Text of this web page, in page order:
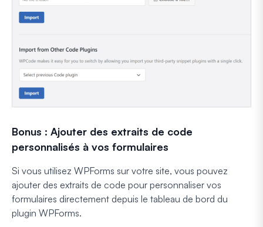
Bonus : Ajouter des extraits de code
personnalisés à vos formulaires
Si vous utilisez WPForms sur votre site, vous pouvez
ajouter des extraits de code pour personnaliser vos
formulaires directement depuis le tableau de bord du
plugin WPForms.